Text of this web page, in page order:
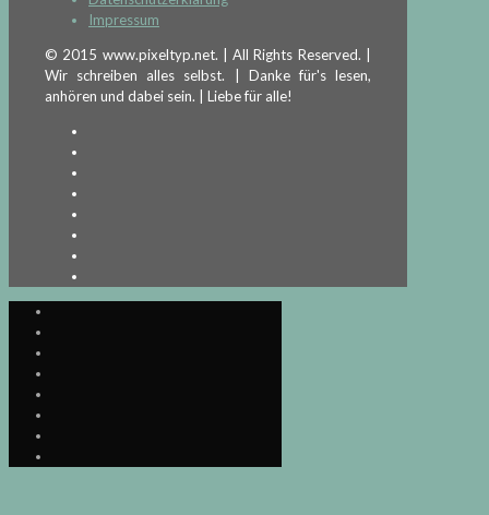
Impressum
© 2015 www.pixeltyp.net. | All Rights Reserved. |
Wir schreiben alles selbst. | Danke für's lesen,
anhören und dabei sein. | Liebe für alle!